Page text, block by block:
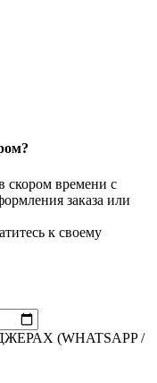
скором времени с
заказа или
к своему
(WHATSAPP /